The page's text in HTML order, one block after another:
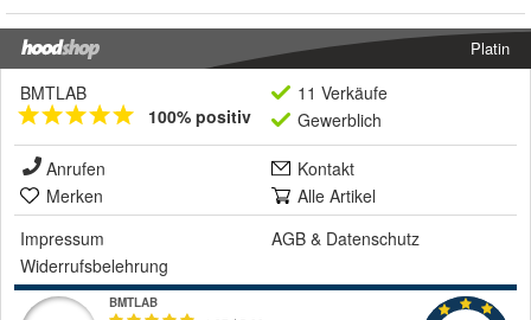
Platin
BMTLAB
100% positiv
11 Verkäufe
Gewerblich
Anrufen
Kontakt
Merken
Alle Artikel
Impressum
AGB & Datenschutz
Widerrufsbelehrung